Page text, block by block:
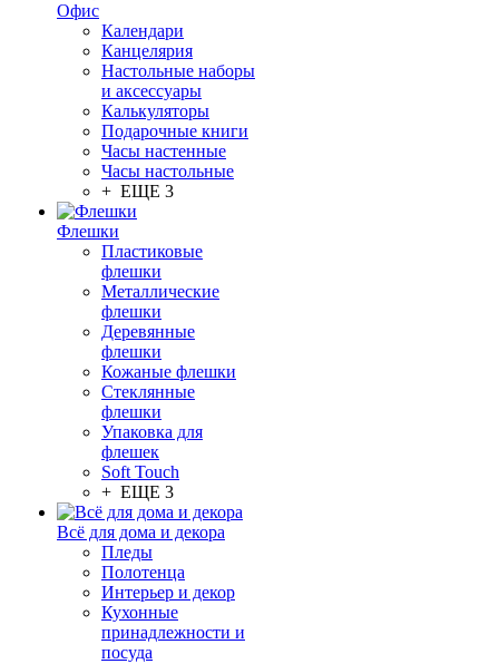
Офис
Календари
Канцелярия
Настольные наборы
и аксессуары
Калькуляторы
Подарочные книги
Часы настенные
Часы настольные
+ ЕЩЕ 3
Флешки
Пластиковые
флешки
Металлические
флешки
Деревянные
флешки
Кожаные флешки
Стеклянные
флешки
Упаковка для
флешек
Soft Touch
+ ЕЩЕ 3
Всё для дома и декора
Пледы
Полотенца
Интерьер и декор
Кухонные
принадлежности и
посуда